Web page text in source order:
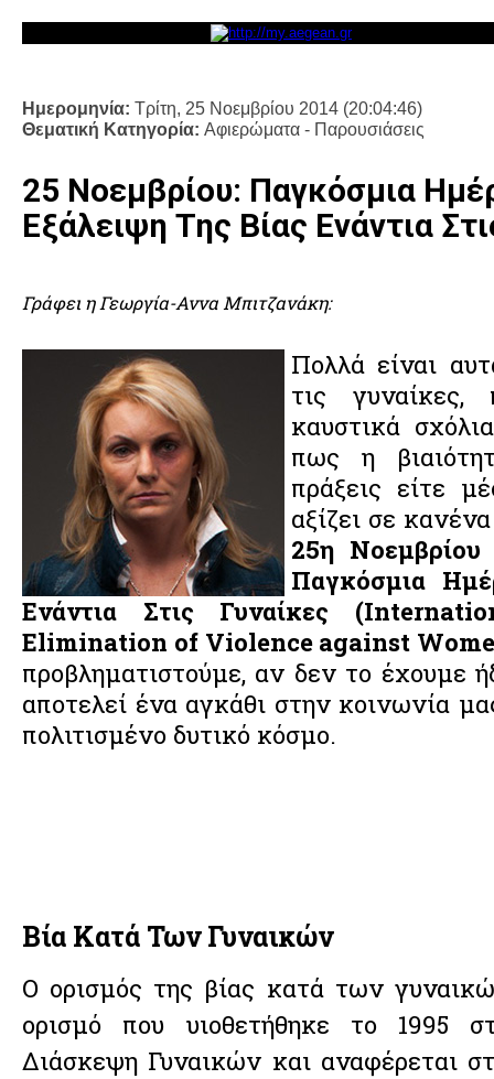
Ημερομηνία: Τρίτη, 25 Νοεμβρίου 2014 (20:04:46)
Θεματική Κατηγορία: Αφιερώματα - Παρουσιάσεις
25 Νοεμβρίου: Παγκόσμια
Εξάλειψη Της Βίας Ενάντια
Γράφει η Γεωργία-Αννα Μπιτζανάκη:
Πολλά είναι
τις γυναίκες,
καυστικά
πως η
πράξεις είτε
αξίζει σε
25η Νοεμβρίου
Παγκόσμια
Ενάντια Στις Γυναίκες
Elimination of Violence against
προβληματιστούμε, αν δεν το έχουμε
αποτελεί ένα αγκάθι στην κοινωνία
πολιτισμένο δυτικό κόσμο.
Βία Κατά Των Γυναικών
Ο ορισμός της βίας κατά των
ορισμό που υιοθετήθηκε το 1995
Διάσκεψη Γυναικών και αναφέρεται